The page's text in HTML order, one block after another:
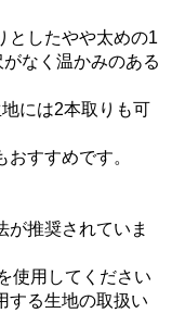
としたやや太めの1
なく温かみのある
には2本取りも可
すすめです。
が推奨されていま
使用してください
する生地の取扱い